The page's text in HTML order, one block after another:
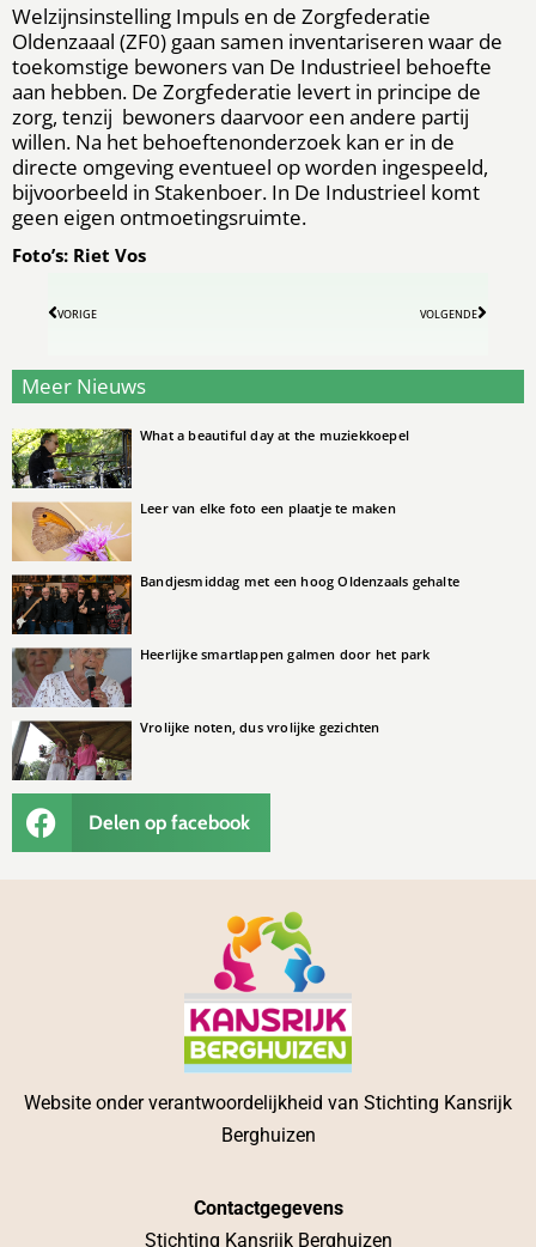
Welzijnsinstelling Impuls en de Zorgfederatie
Oldenzaaal (ZF0) gaan samen inventariseren waar de
toekomstige bewoners van De Industrieel behoefte
aan hebben. De Zorgfederatie levert in principe de
zorg, tenzij bewoners daarvoor een andere partij
willen. Na het behoeftenonderzoek kan er in de
directe omgeving eventueel op worden ingespeeld,
bijvoorbeeld in Stakenboer. In De Industrieel komt
geen eigen ontmoetingsruimte.
Foto’s: Riet Vos
VORIGE VOLGENDE
Meer Nieuws
What a beautiful day at the muziekkoepel
Leer van elke foto een plaatje te maken
Bandjesmiddag met een hoog Oldenzaals gehalte
Heerlijke smartlappen galmen door het park
Vrolijke noten, dus vrolijke gezichten
Delen op facebook
Website onder verantwoordelijkheid van Stichting Kansrijk
Berghuizen
Contactgegevens
Stichting Kansrijk Berghuizen